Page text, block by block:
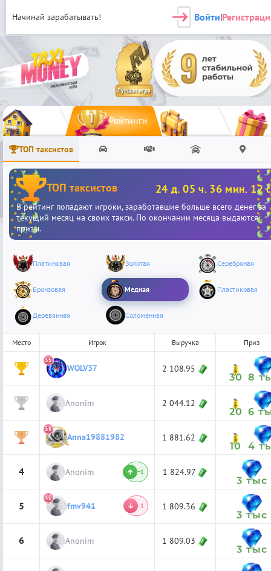
Начинай зарабатывать! Войти|
Рейтинги
ТОП таксистов
ТОП таксистов 24 д. 05 ч. 36 мин. 11
В рейтинг попадают игроки, заработавшие больше всего денег за
текущий месяц на своих такси. По окончании месяца выдаются
призы.
Платиновая Золотая Серебряная
Бронзовая Медная Пластиковая
Деревянная Соломенная
Место Игрок Выручка Приз
1
35
WOLV37 2 108.95
30 8
2 Anonim 2 044.12
20 6
3
38
Anna19881982 1 881.62
10 4
4 Anonim +1 1 824.97
3 тыс
5
40
fmv941 -1 1 809.36
3 тыс
6 Anonim 1 809.03
3 тыс